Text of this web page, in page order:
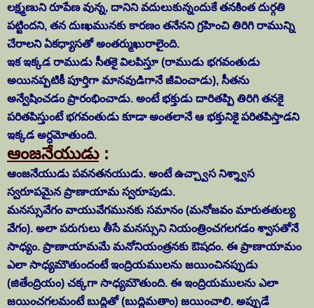
లక్ష్మణుని రూపేణ వున్న, దానిని వదులుకున్నందుకే తనకింత దుర్గతి
పట్టిందని, తన దుఃఖమునకు కారణం తనేనని గ్రహించి తిరిగి రామున్ని
చేరాలని ఏకధ్యాసతో అంతర్ముఖురాలైంది.
ఇక ఇక్కడ రాముడు సీతకై విలపిస్తూ (రాముడు భగవంతుడు
అయినప్పటికీ పూర్తిగా మానవుడిగానే జీవించాడు), సీతను
అన్వేషించడం ప్రారంభించాడు. అంటే భక్తుడు దారితప్పి తిరిగి తనకై
పరితపిస్తుంటే భగవంతుడు కూడా అంతలానే ఆ భక్తునికై పరితపిస్తాడని
ఇక్కడ అర్ధమోతుంది.
ఆంజనేయుడు:
ఆంజనేయుడు పవనతనయుడు. అంటే ఉచ్చ్వాస నిశ్శ్వాస
స్వరూపమైన ప్రాణాయామ స్వరూపుడు.
మనస్సువేగం వాయువేగమునకు సమానం (మనోజవం మారుతతుల్య
వేగం). అలా పరుగులు తీసే మనస్సుని నియంత్రించగలగడం శ్వాసతోనే
సాధ్యం. ప్రాణాయామమే మనోనియంత్రనకు ఔషదం. ఈ ప్రాణాయామం
ఎలా సాధ్యమౌతుందంటే ఇంద్రియములను జయించినప్పుడు
(జితేంద్రియం) చక్కగా సాధ్యమౌతుంది. ఈ ఇంద్రియములను ఎలా
జయించగలమంటే బుద్ధితో (బుద్ధిమతాం) జయించాలి. అప్పుడే